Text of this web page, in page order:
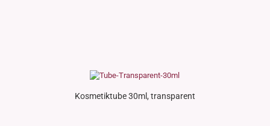
Kosmetiktube 30ml, transparent